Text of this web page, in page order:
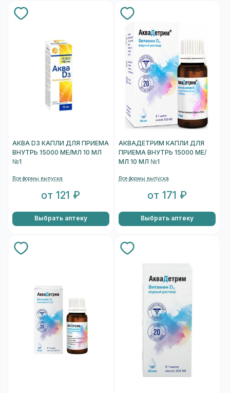
АКВА D3 КАПЛИ ДЛЯ ПРИЕМА
ВНУТРЬ 15000 МЕ/МЛ 10 МЛ
№1
Все формы выпуска
от 121 ₽
Выбрать аптеку
АКВАДЕТРИМ КАПЛИ ДЛЯ
ПРИЕМА ВНУТРЬ 15000 МЕ/
МЛ 10 МЛ №1
Все формы выпуска
от 171 ₽
Выбрать аптеку